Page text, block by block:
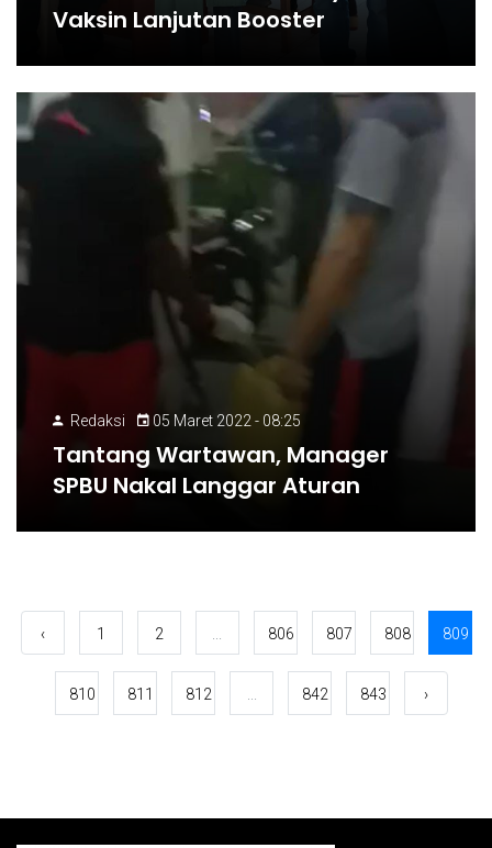
Vaksin Lanjutan Booster
Redaksi 05 Maret 2022 - 08:25
Tantang Wartawan, Manager
SPBU Nakal Langgar Aturan
‹ 1 2 806 807 808 809
810 811 812 842 843 ›